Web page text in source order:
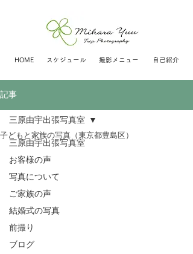
HOME スケジュール 撮影メニュー 自己紹介
記事
三原由宇出張写真室
お客様の声
写真について
ご家族の声
結婚式の写真
前撮り
ブログ
三原由宇出張写真室
子どもと家族の写真（東京都豊島区）